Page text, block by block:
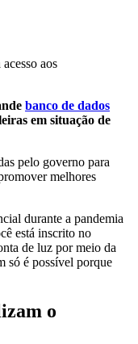
aos
banco de dados
em situação de
pelo governo para
melhores
durante a pandemia
está inscrito no
de luz por meio da
só é possível porque
o